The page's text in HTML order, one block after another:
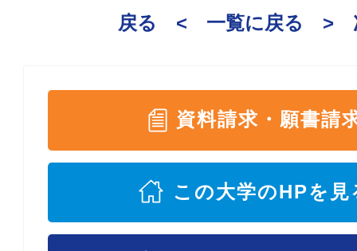
戻る < 一覧に戻る >
資料請求・願書請
この大学のHPを見